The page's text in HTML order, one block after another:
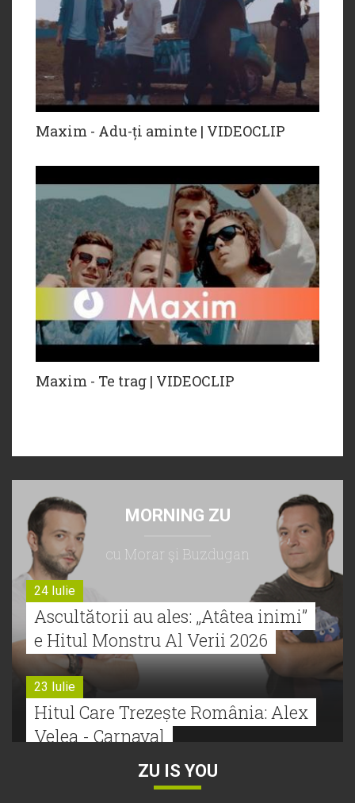
Maxim - Adu-ți aminte | VIDEOCLIP
Maxim - Te trag | VIDEOCLIP
MORNING ZU
cu Morar şi Buzdugan
24 Iulie
Ascultătorii au ales: „Atâtea inimi”
e Hitul Monstru Al Verii 2026
23 Iulie
Hitul Care Trezește România: Alex
Velea - Carnaval
ZU IS YOU